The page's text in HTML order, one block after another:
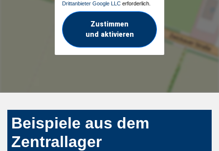
Drittanbieter Google LLC erforderlich.
Zustimmen
und aktivieren
Beispiele aus dem
Zentrallager